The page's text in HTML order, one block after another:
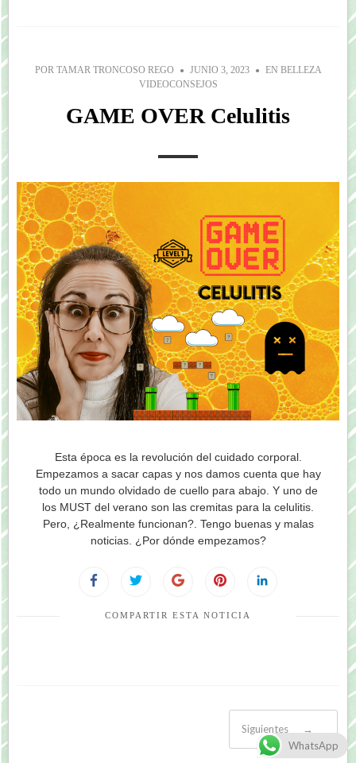
POR TAMAR TRONCOSO REGO JUNIO 3, 2023 EN BELLEZA
VIDEOCONSEJOS
GAME OVER Celulitis
Esta época es la revolución del cuidado corporal.
Empezamos a sacar capas y nos damos cuenta que hay
todo un mundo olvidado de cuello para abajo. Y uno de
los MUST del verano son las cremitas para la celulitis.
Pero, ¿Realmente funcionan?. Tengo buenas y malas
noticias. ¿Por dónde empezamos?
COMPARTIR ESTA NOTICIA
Siguientes
→
WhatsApp